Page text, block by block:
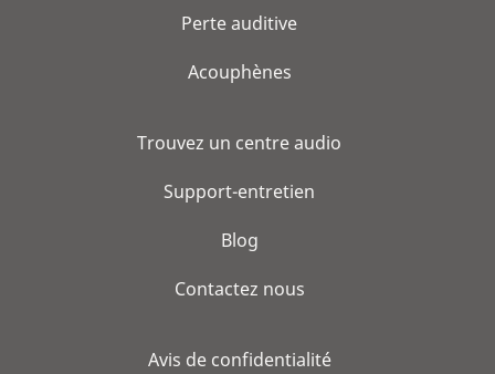
Perte auditive
Acouphènes
Trouvez un centre audio
Support-entretien
Blog
Contactez nous
Avis de confidentialité